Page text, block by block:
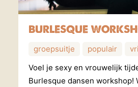
BURLESQUE
groepsuitje populair
Voel je sexy en vrouwelijk
Burlesque dansen workshop!